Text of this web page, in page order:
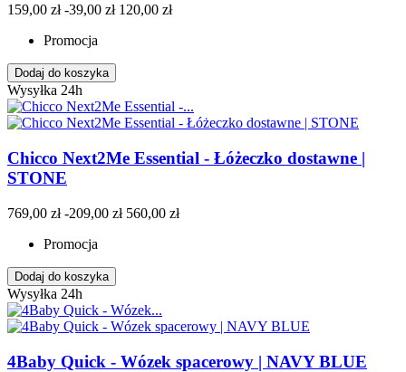
159,00 zł -39,00 zł 120,00 zł
Promocja
Dodaj do koszyka
Wysyłka 24h
Chicco Next2Me Essential - Łóżeczko dostawne |
STONE
769,00 zł -209,00 zł 560,00 zł
Promocja
Dodaj do koszyka
Wysyłka 24h
4Baby Quick - Wózek spacerowy | NAVY BLUE